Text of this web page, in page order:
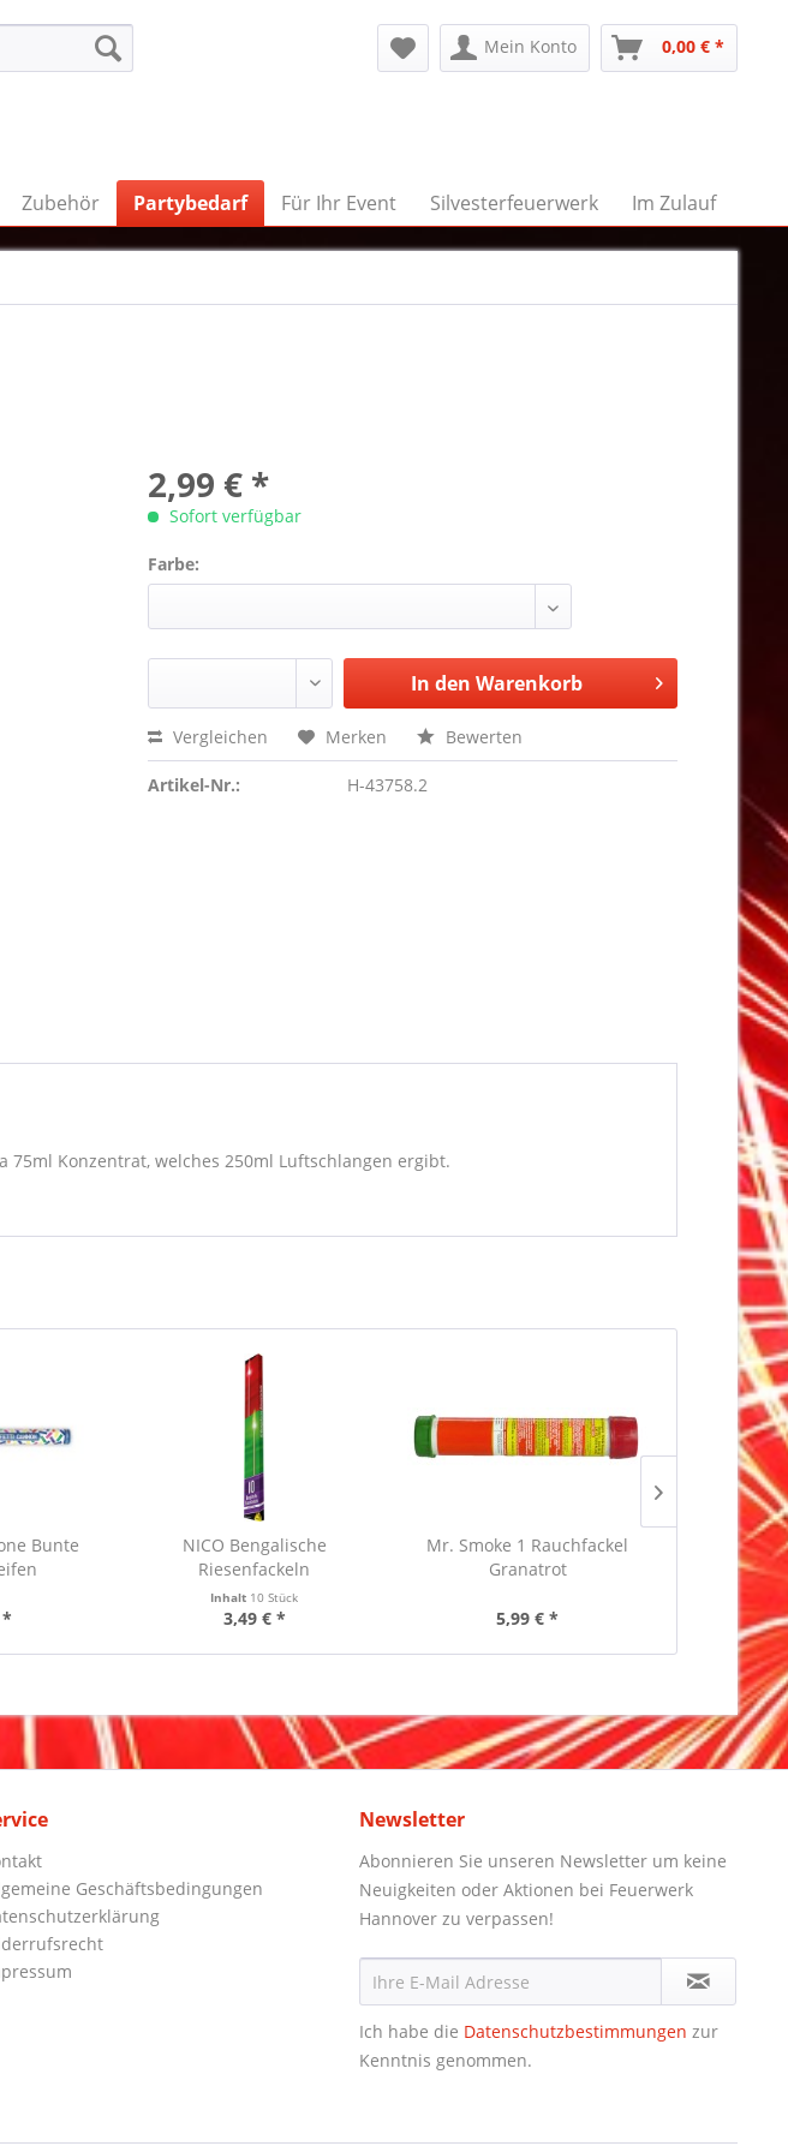
Mein Konto 0,00 € *
Zubehör Partybedarf Für Ihr Event Silvesterfeuerwerk Im Zulauf
2,99 € *
Sofort verfügbar
Farbe:
In den Warenkorb
Vergleichen Merken Bewerten
Artikel-Nr.: H-43758.2
75ml Konzentrat, welches 250ml Luftschlangen ergibt.
Bunte
*
NICO Bengalische
Riesenfackeln
Inhalt 10 Stück
3,49 € *
Mr. Smoke 1 Rauchfackel
Granatrot
5,99 € *
Mr. Smoke
Geschäftsbedingungen
Newsletter
Abonnieren Sie unseren Newsletter um keine
Neuigkeiten oder Aktionen bei Feuerwerk
Hannover zu verpassen!
Ich habe die Datenschutzbestimmungen zur
Kenntnis genommen.